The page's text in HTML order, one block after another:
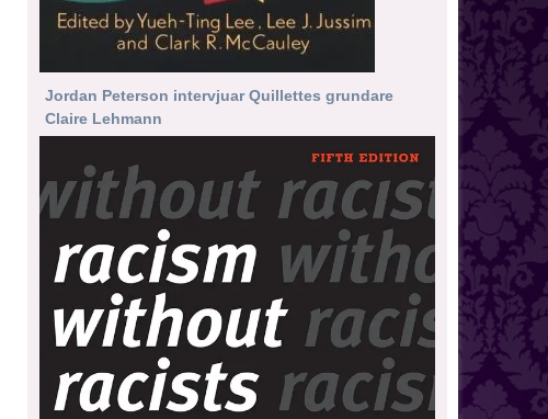
Jordan Peterson intervjuar Quillettes grundare
Claire Lehmann